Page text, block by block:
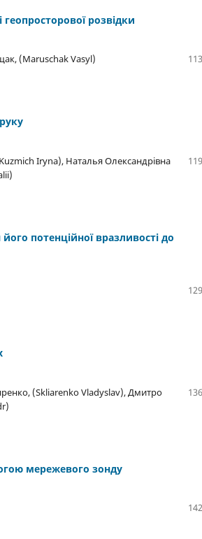
геопросторової розвідки
(Maruschak Vasyl)
Iryna), Наталья Олександрівна
потенційної вразливості до
(Skliarenko Vladyslav), Дмитро
мережевого зонду